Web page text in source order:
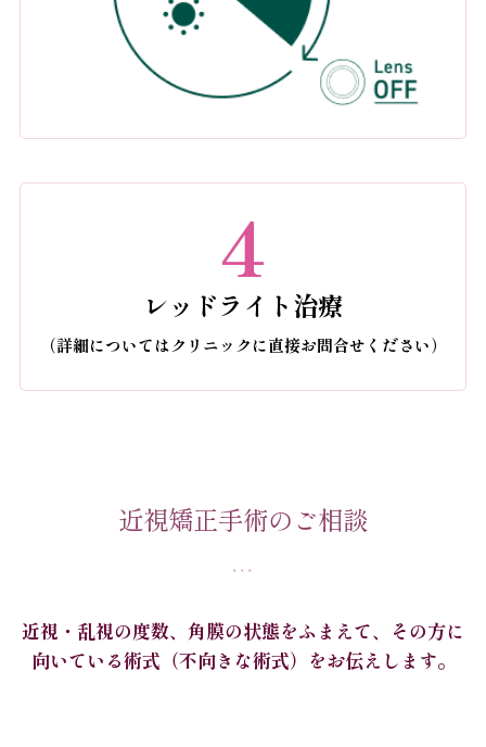
4
レッドライト治療
（詳細についてはクリニックに直接お問合せください）
近視矯正手術のご相談
近視・乱視の度数、角膜の状態をふまえて、その方に
向いている術式（不向きな術式）をお伝えします。